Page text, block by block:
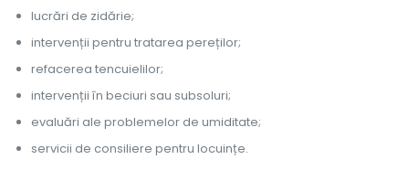
lucrări de zidărie;
intervenții pentru tratarea pereților;
refacerea tencuielilor;
intervenții în beciuri sau subsoluri;
evaluări ale problemelor de umiditate;
servicii de consiliere pentru locuințe.